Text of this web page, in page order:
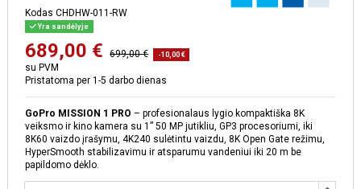
Kodas CHDHW-011-RW
Yra sandėlyje
689,00 € 699,00 € -10,00 €
su PVM
Pristatoma per 1-5 darbo dienas
GoPro MISSION 1 PRO – profesionalaus lygio kompaktiška 8K
veiksmo ir kino kamera su 1” 50 MP jutikliu, GP3 procesoriumi, iki
8K60 vaizdo įrašymu, 4K240 sulėtintu vaizdu, 8K Open Gate režimu,
HyperSmooth stabilizavimu ir atsparumu vandeniui iki 20 m be
papildomo dėklo.